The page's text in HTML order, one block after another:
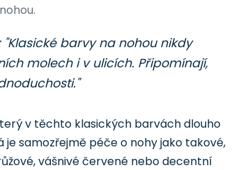
barvy na nohou nikdy
molech i v ulicích. Připomínají,
v těchto klasických barvách dlouho
samozřejmě péče o nohy jako takové,
vášnivé červené nebo decentní